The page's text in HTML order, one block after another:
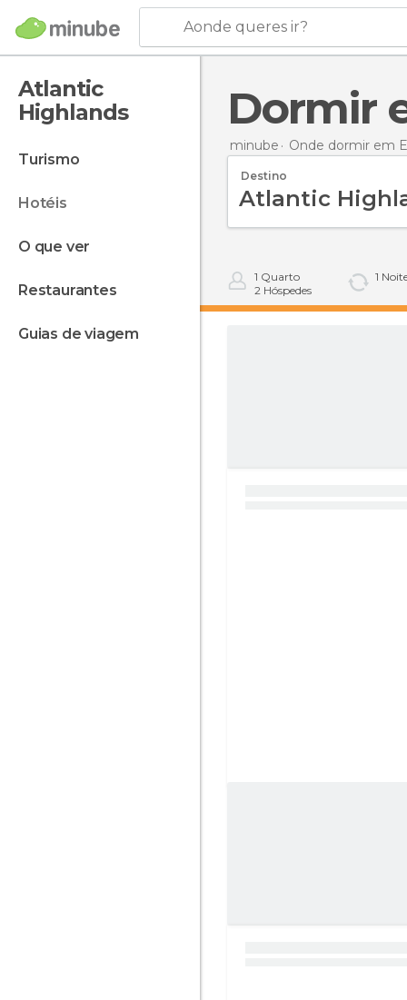
Aonde queres ir?
Atlantic
Highlands
turismo
hotéis
o que ver
restaurantes
guias de viagem
minube Onde dormir em
Destino
1 Quarto
2 Hóspedes
1